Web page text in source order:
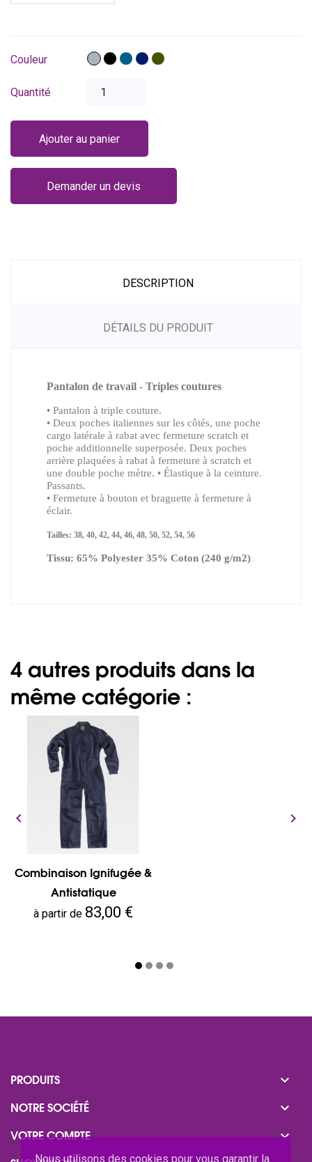
Nous utilisons des cookies pour vous garantir la
Couleur GrisNoirBleuBleuVert
Quantité
Ajouter au panier
Demander un devis
DESCRIPTION
DÉTAILS DU PRODUIT
Pantalon de travail - Triples coutures
• Pantalon à triple couture.
• Deux poches italiennes sur les côtés, une poche
cargo latérale à rabat avec fermeture scratch et
poche additionnelle superposée. Deux poches
arrière plaquées à rabat à fermeture à scratch et
une double poche mètre. • Élastique à la ceinture.
Passants.
• Fermeture à bouton et braguette à fermeture à
éclair.
Tailles: 38, 40, 42, 44, 46, 48, 50, 52, 54, 56
Tissu: 65% Polyester 35% Coton (240 g/m2)
4 autres produits dans la
même catégorie :
Combinaison Ignifugée &
Antistatique
Prix
à partir de 83,00 €
 
PRODUITS 
NOTRE SOCIÉTÉ 
VOTRE COMPTE 